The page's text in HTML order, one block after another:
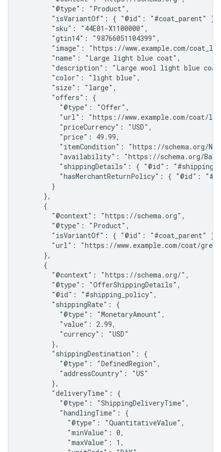
        "@type": "Product",
        "isVariantOf": { "@id": "#coat_parent" },
        "sku": "44E01-X1100000",
        "gtin14": "98766051104399",
"image": "https://www.example.com/
        "name": "Large light blue coat",
"description": "Large wool light blue
        "color": "light blue",
        "size": "large",
        "offers": {
          "@type": "Offer",
"url": "https://www.example.com/coat/
          "priceCurrency": "USD",
          "price": 49.99,
"itemCondition": "https://schema.org/
"availability": "https://schema.org/
"shippingDetails": { "@id":
"hasMerchantReturnPolicy": { "@id":
        }
      },
      {
        "@context": "https://schema.org",
        "@type": "Product",
        "isVariantOf": { "@id": "#coat_parent" },
"url": "https://www.example.com/coat/
      },
      {
        "@context": "https://schema.org/",
        "@type": "OfferShippingDetails",
        "@id": "#shipping_policy",
        "shippingRate": {
          "@type": "MonetaryAmount",
          "value": 2.99,
          "currency": "USD"
        },
        "shippingDestination": {
          "@type": "DefinedRegion",
          "addressCountry": "US"
        },
        "deliveryTime": {
          "@type": "ShippingDeliveryTime",
          "handlingTime": {
            "@type": "QuantitativeValue",
            "minValue": 0,
            "maxValue": 1,